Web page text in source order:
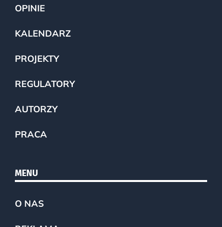
OPINIE
KALENDARZ
PROJEKTY
REGULATORY
AUTORZY
PRACA
MENU
O NAS